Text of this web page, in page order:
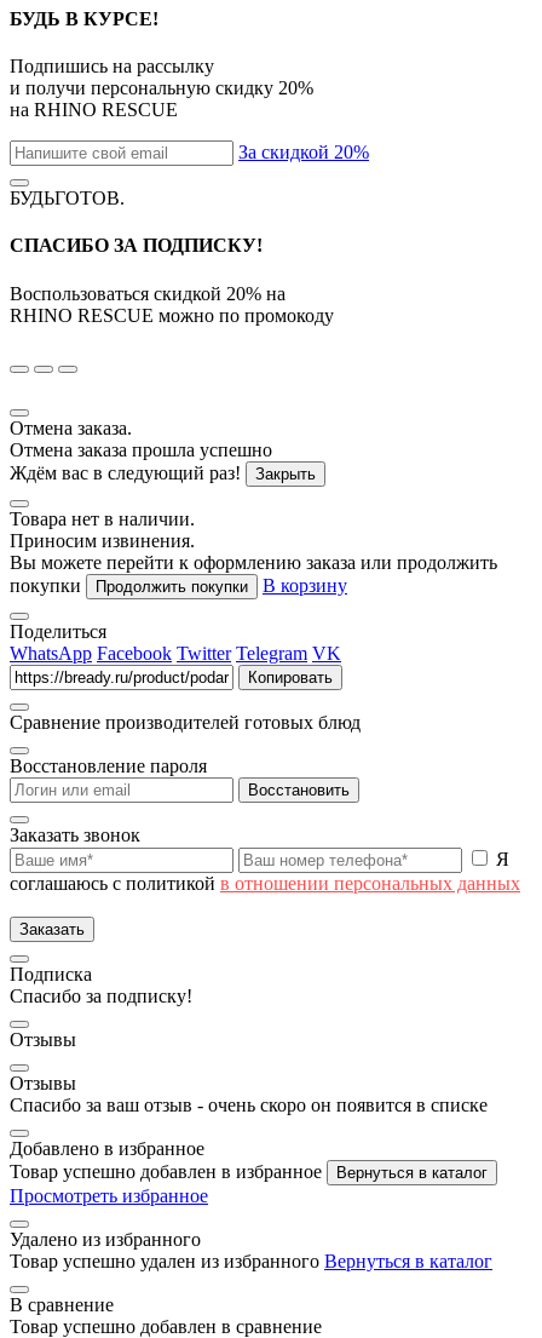
БУДЬ В КУРСЕ!
Подпишись на рассылку
и получи персональную скидку 20%
на RHINO RESCUE
За скидкой 20%
БУДЬГОТОВ.
СПАСИБО ЗА ПОДПИСКУ!
Воспользоваться скидкой 20% на
RHINO RESCUE можно по промокоду
Отмена заказа.
Отмена заказа прошла успешно
Ждём вас в следующий раз!
Закрыть
Товара нет в наличии.
Приносим извинения.
Вы можете перейти к оформлению заказа или продолжить
покупки
Продолжить покупки В корзину
Поделиться
WhatsApp Facebook Twitter Telegram VK
Копировать
Сравнение производителей готовых блюд
Восстановление пароля
Восстановить
Заказать звонок
Я
соглашаюсь с политикой в отношении персональных данных
Заказать
Подписка
Спасибо за подписку!
Отзывы
Отзывы
Спасибо за ваш отзыв - очень скоро он появится в списке
Добавлено в избранное
Товар успешно добавлен в избранное
Вернуться в каталог
Просмотреть избранное
Удалено из избранного
Товар успешно удален из избранного Вернуться в каталог
В сравнение
Товар успешно добавлен в сравнение